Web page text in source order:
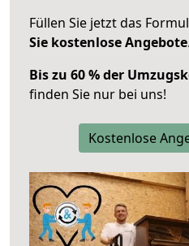
Füllen Sie jetzt das
Sie kostenlose Angebote.
Bis zu 60 % der
finden Sie nur bei uns!
Kostenlose